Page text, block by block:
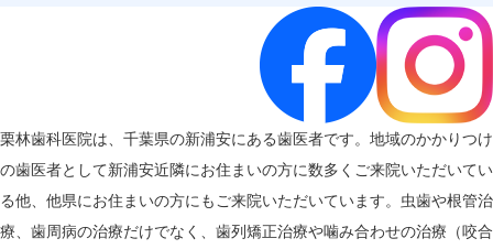
栗林歯科医院は、千葉県の新浦安にある歯医者です。地域のかかりつけ
の歯医者として新浦安近隣にお住まいの方に数多くご来院いただいてい
る他、他県にお住まいの方にもご来院いただいています。虫歯や根管治
療、歯周病の治療だけでなく、歯列矯正治療や噛み合わせの治療（咬合